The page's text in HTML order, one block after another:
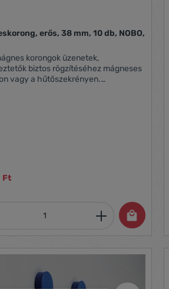
mennyiséget, vagy
erős, 38 mm, 10 db, NOBO,
korongok üzenetek,
biztos rögzítéséhez mágneses
vagy a hűtőszekrényen.
Ft
Adja